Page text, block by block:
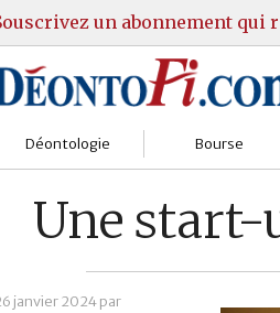
un abonnement qui
Déontologie
Gestion
Institutions
Bourse
Guide Actions
Une start-
janvier 2024par